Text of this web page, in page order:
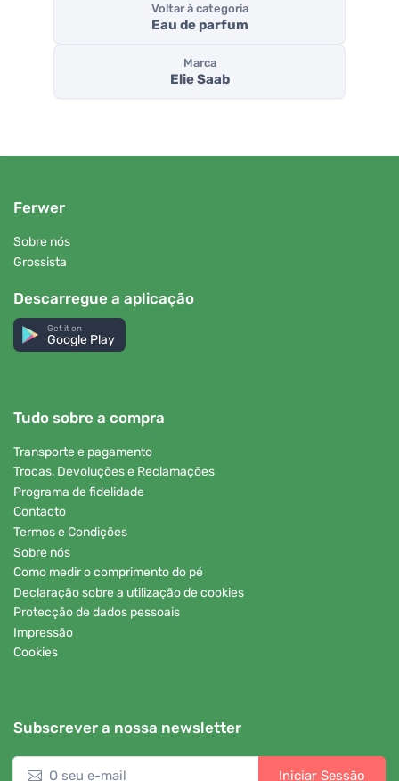
Voltar à categoria
Eau de parfum
Marca
Elie Saab
Ferwer
Sobre nós
Grossista
Descarregue a aplicação
Get it on
Google Play
Tudo sobre a compra
Transporte e pagamento
Trocas, Devoluções e Reclamações
Programa de fidelidade
Contacto
Termos e Condições
Sobre nós
Como medir o comprimento do pé
Declaração sobre a utilização de cookies
Protecção de dados pessoais
Impressão
Cookies
Subscrever a nossa newsletter
Iniciar Sessão